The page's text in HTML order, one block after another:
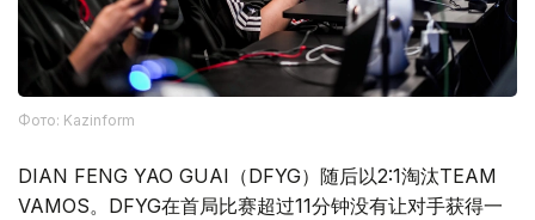
Фото: Kazinform
DIAN FENG YAO GUAI（DFYG）随后以2:1淘汰TEAM
VAMOS。DFYG在首局比赛超过11分钟没有让对手获得一